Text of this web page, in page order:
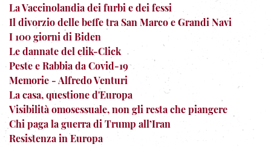
La Vaccinolandia dei furbi e dei fessi
Il divorzio delle beffe tra San Marco e Grandi Navi
I 100 giorni di Biden
Le dannate del clik-Click
Peste e Rabbia da Covid-19
Memorie - Alfredo Venturi
La casa, questione d'Europa
Visibilità omosessuale, non gli resta che piangere
Chi paga la guerra di Trump all’Iran
Resistenza in Europa